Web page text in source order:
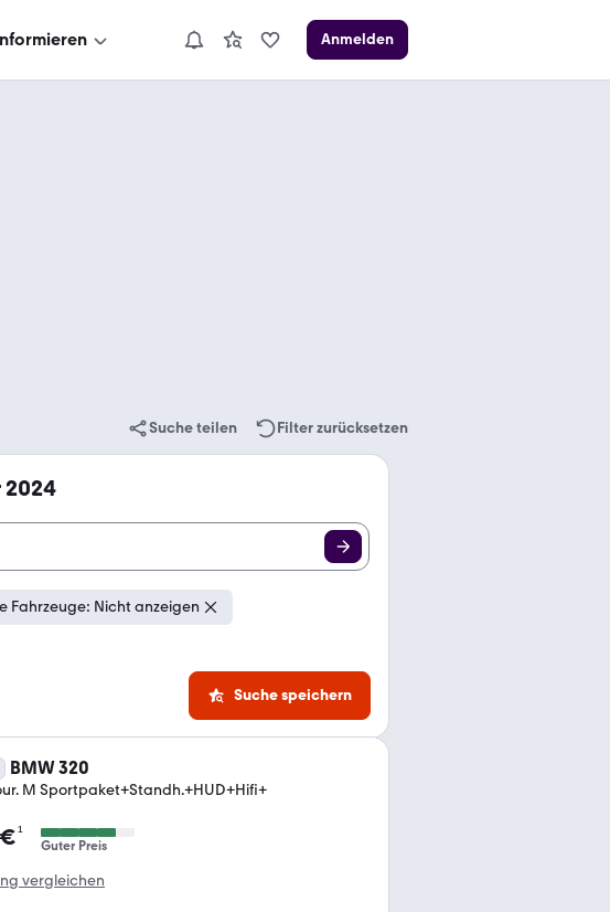
Anmelden
Suche teilen Filter zurücksetzen
2024
Fahrzeuge: Nicht anzeigen
Suche speichern
BMW 320
M Sportpaket+Standh.+HUD+Hifi+
¹
Guter Preis
vergleichen